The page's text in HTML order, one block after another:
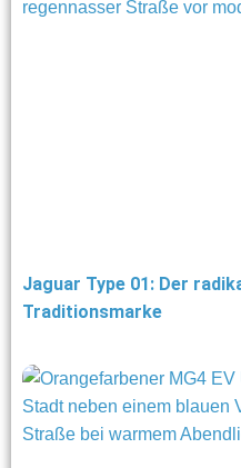
Jaguar Type 01: Der
Traditionsmarke